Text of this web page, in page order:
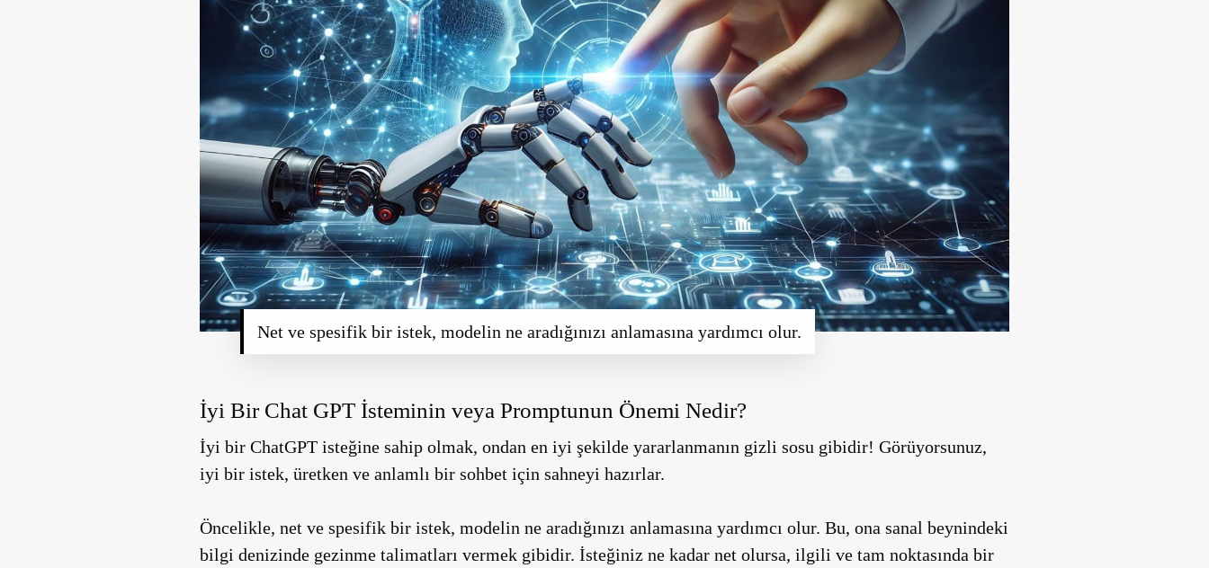
Net ve spesifik bir istek, modelin ne aradığınızı anlamasına yardımcı olur.
İyi Bir Chat GPT İsteminin veya Promptunun Önemi Nedir?
İyi bir ChatGPT isteğine sahip olmak, ondan en iyi şekilde yararlanmanın gizli sosu gibidir! Görüyorsunuz,
iyi bir istek, üretken ve anlamlı bir sohbet için sahneyi hazırlar.
Öncelikle, net ve spesifik bir istek, modelin ne aradığınızı anlamasına yardımcı olur. Bu, ona sanal beynindeki
bilgi denizinde gezinme talimatları vermek gibidir. İsteğiniz ne kadar net olursa, ilgili ve tam noktasında bir